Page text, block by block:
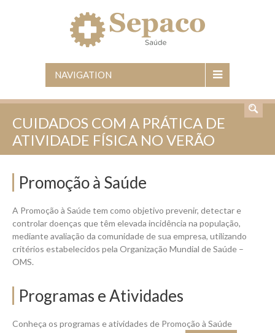
NAVIGATION
CUIDADOS COM A PRÁTICA DE
ATIVIDADE FÍSICA NO VERÃO
Promoção à Saúde
A Promoção à Saúde tem como objetivo prevenir, detectar e
controlar doenças que têm elevada incidência na população,
mediante avaliação da comunidade de sua empresa, utilizando
critérios estabelecidos pela Organização Mundial de Saúde –
OMS.
Programas e Atividades
Conheça os programas e atividades de Promoção à Saúde